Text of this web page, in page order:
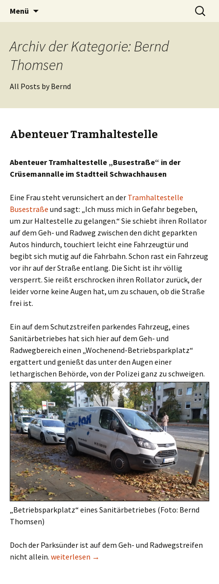
BREMENIZE
Menü
Suchen
nach:
Archiv der Kategorie: Bernd
Thomsen
All Posts by Bernd
Abenteuer Tramhaltestelle
Abenteuer Tramhaltestelle „Busestraße“ in der
Crüsemannalle im Stadtteil Schwachhausen
Eine Frau steht verunsichert an der Tramhaltestelle
Busestraße und sagt: „Ich muss mich in Gefahr begeben,
um zur Haltestelle zu gelangen.“ Sie schiebt ihren Rollator
auf dem Geh- und Radweg zwischen den dicht geparkten
Autos hindurch, touchiert leicht eine Fahrzeugtür und
begibt sich mutig auf die Fahrbahn. Schon rast ein Fahrzeug
vor ihr auf der Straße entlang. Die Sicht ist ihr völlig
versperrt. Sie reißt erschrocken ihren Rollator zurück, der
leider vorne keine Augen hat, um zu schauen, ob die Straße
frei ist.
Ein auf dem Schutzstreifen parkendes Fahrzeug, eines
Sanitärbetriebes hat sich hier auf dem Geh- und
Radwegbereich einen „Wochenend-Betriebsparkplatz“
ergattert und genießt das unter den Augen einer
lethargischen Behörde, von der Polizei ganz zu schweigen.
„Betriebsparkplatz“ eines Sanitärbetriebes (Foto: Bernd
Thomsen)
Doch der Parksünder ist auf dem Geh- und Radwegstreifen
nicht allein. Abenteuer Tramhaltestelle
weiterlesen →